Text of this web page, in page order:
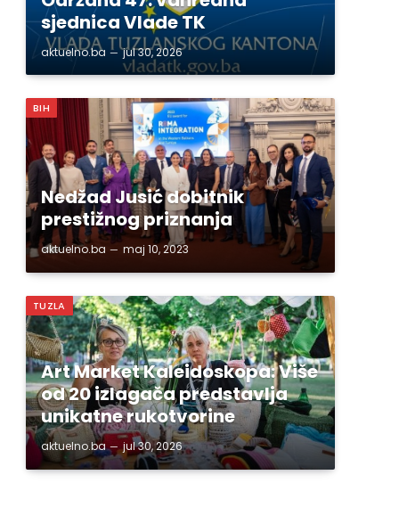
sjednica Vlade TK
aktuelno.ba jul 30, 2026
BIH
Nedžad Jusić dobitnik
prestižnog priznanja
aktuelno.ba maj 10, 2023
TUZLA
Art Market Kaleidoskopa: Više
od 20 izlagača predstavlja
unikatne rukotvorine
aktuelno.ba jul 30, 2026